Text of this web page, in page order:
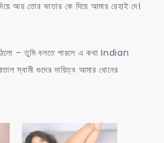
আয় তোর ভাতার কে দিয়ে আমায় রেহাই দে।
– তুমি বলতে পারলে এ কথা Indian
স্বামী গুদের দায়িত্ব আমার ধোনের